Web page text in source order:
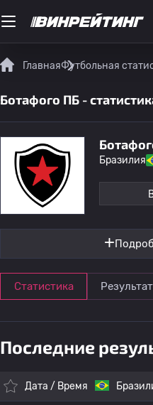
ГлавнаяФутбольная
Ботафого ПБ -
Бразилия
Статистика
Последние
Дата / Время